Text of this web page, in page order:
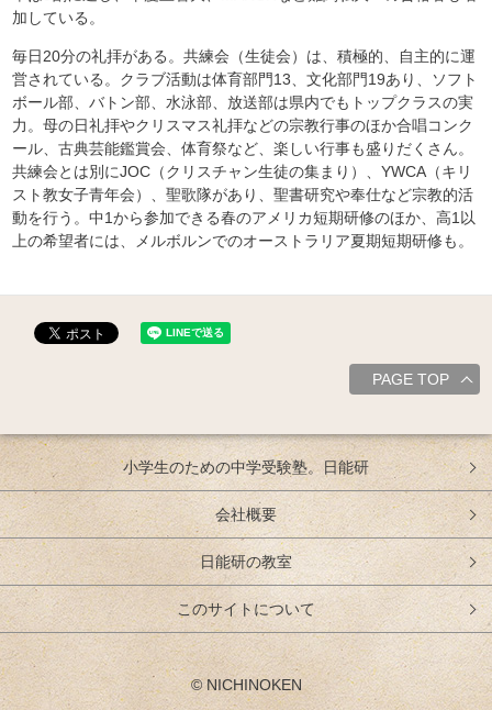
加している。
毎日20分の礼拝がある。共練会（生徒会）は、積極的、自主的に運
営されている。クラブ活動は体育部門13、文化部門19あり、ソフト
ボール部、バトン部、水泳部、放送部は県内でもトップクラスの実
力。母の日礼拝やクリスマス礼拝などの宗教行事のほか合唱コンク
ール、古典芸能鑑賞会、体育祭など、楽しい行事も盛りだくさん。
共練会とは別にJOC（クリスチャン生徒の集まり）、YWCA（キリ
スト教女子青年会）、聖歌隊があり、聖書研究や奉仕など宗教的活
動を行う。中1から参加できる春のアメリカ短期研修のほか、高1以
上の希望者には、メルボルンでのオーストラリア夏期短期研修も。
PAGE TOP
小学生のための中学受験塾。日能研
会社概要
日能研の教室
このサイトについて
© NICHINOKEN